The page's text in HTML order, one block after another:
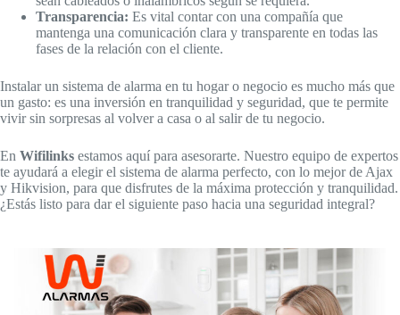
Transparencia: Es vital contar con una compañía que
mantenga una comunicación clara y transparente en todas las
fases de la relación con el cliente.
Instalar un sistema de alarma en tu hogar o negocio es mucho más que
un gasto: es una inversión en tranquilidad y seguridad, que te permite
vivir sin sorpresas al volver a casa o al salir de tu negocio.
En Wifilinks estamos aquí para asesorarte. Nuestro equipo de expertos
te ayudará a elegir el sistema de alarma perfecto, con lo mejor de Ajax
y Hikvision, para que disfrutes de la máxima protección y tranquilidad.
¿Estás listo para dar el siguiente paso hacia una seguridad integral?